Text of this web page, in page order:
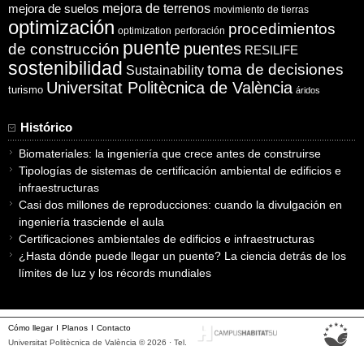
mejora de suelos mejora de terrenos movimiento de tierras
optimización optimization perforación procedimientos
de construcción puente puentes RESILIFE
sostenibilidad Sustainability toma de decisiones
turismo Universitat Politècnica de València áridos
Histórico
Biomateriales: la ingeniería que crece antes de construirse
Tipologías de sistemas de certificación ambiental de edificios e
infraestructuras
Casi dos millones de reproducciones: cuando la divulgación en
ingeniería trasciende el aula
Certificaciones ambientales de edificios e infraestructuras
¿Hasta dónde puede llegar un puente? La ciencia detrás de los
límites de luz y los récords mundiales
Cómo llegar Planos
Contacto
Universitat Politècnica de València © 2026 · Tel.